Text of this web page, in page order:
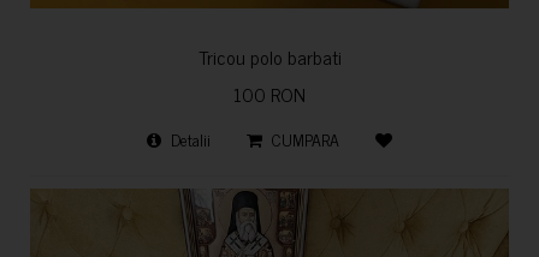
Tricou polo barbati
100 RON
Detalii CUMPARA